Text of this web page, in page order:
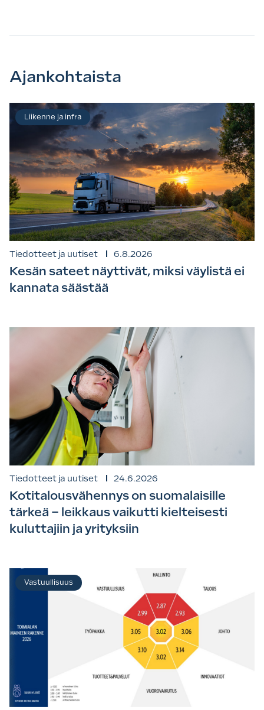
Ajankohtaista
Tiedotteet ja uutiset 6.8.2026
Kesän sateet näyttivät, miksi väylistä ei
kannata säästää
Liikenne ja infra
Tiedotteet ja uutiset 24.6.2026
Kotitalousvähennys on suomalaisille
tärkeä – leikkaus vaikutti kielteisesti
kuluttajiin ja yrityksiin
Vastuullisuus